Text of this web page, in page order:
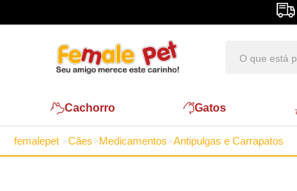
Cachorro Gatos
femalepet Cães Medicamentos Antipulgas e Carrapatos